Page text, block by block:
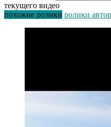
текущего видео
похожие ролики ролики